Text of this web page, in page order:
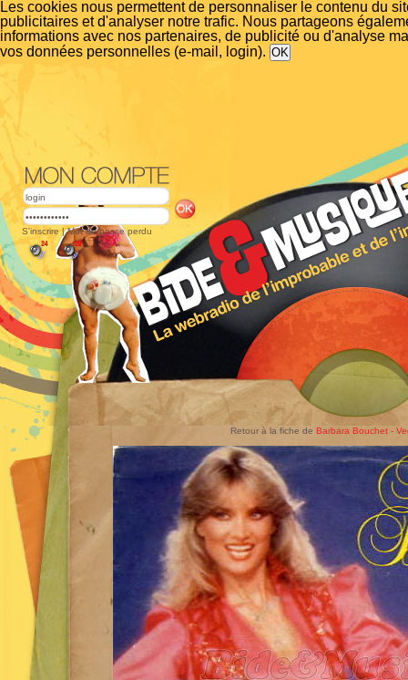
Les cookies nous permettent de personnaliser le contenu du
publicitaires et d'analyser notre trafic. Nous partageons
informations avec nos partenaires, de publicité ou d'analyse
vos données personnelles (e-mail, login).
S'inscrire |Mot de passe perdu
Retour à la fiche de Barbara Bouchet -